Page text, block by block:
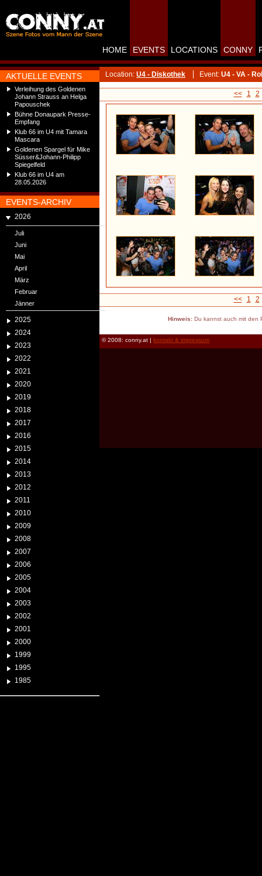
AKTUELLE EVENTS
Verleihung des Goldenen
Johann Strauss an Helga
Papouschek
Bühne Donaupark Presse-
Empfang
Klub 66 im U4 mit Tamara
Mascara
Goldenen Spargel für Mike
Süsser&Johann-Philipp
Spiegelfeld
Klub 66 im U4 am
28.05.2026
EVENTS-ARCHIV
2026
Juli
Juni
Mai
April
März
Februar
Jänner
2025
2024
2023
2022
2021
2020
2019
2018
2017
2016
2015
2014
2013
2012
2011
2010
2009
2008
2007
2006
2005
2004
2003
2002
2001
2000
1999
1995
1985
HOME EVENTS LOCATIONS CONNY
Location: U4 - Diskothek Event: U4 - VA -
<< 1 2
<< 1 2
Hinweis:Du kannst auch mit den
© 2008: conny.at | kontakt & impressum